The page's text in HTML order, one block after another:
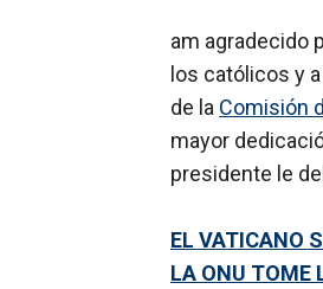
am agradecido
los católicos y
de la Comisión
mayor
presidente le
EL VATICANO
LA ONU TOME